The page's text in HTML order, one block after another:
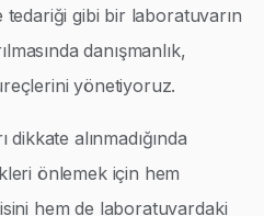
tedariği gibi bir laboratuvarın
danışmanlık,
yönetiyoruz.
alınmadığında
önlemek için hem
hem de laboratuvardaki